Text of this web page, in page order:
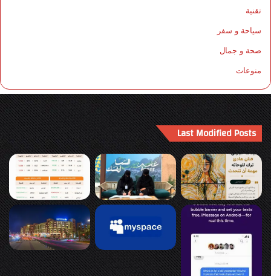
تقنية
سياحة و سفر
صحة و جمال
منوعات
Last Modified Posts